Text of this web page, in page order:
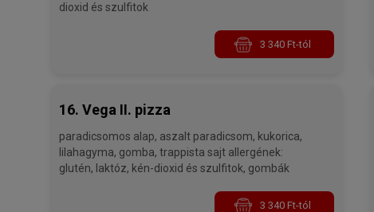
dioxid és szulfitok
3 340 Ft-tól
16. Vega II. pizza
paradicsomos alap, aszalt paradicsom, kukorica,
lilahagyma, gomba, trappista sajt allergének:
glutén, laktóz, kén-dioxid és szulfitok, gombák
3 340 Ft-tól